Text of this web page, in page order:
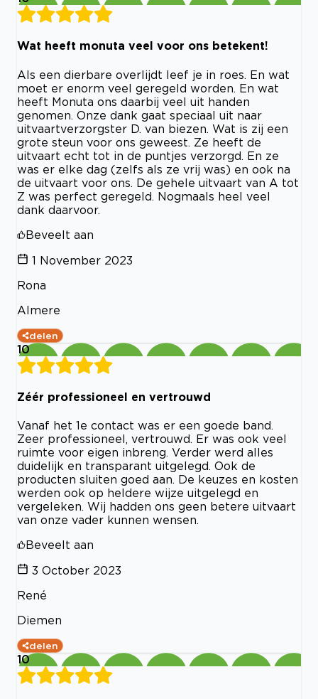
Wat heeft monuta veel voor ons betekent!
Als een dierbare overlijdt leef je in roes. En wat
moet er enorm veel geregeld worden. En wat
heeft Monuta ons daarbij veel uit handen
genomen. Onze dank gaat speciaal uit naar
uitvaartverzorgster D. van biezen. Wat is zij een
grote steun voor ons geweest. Ze heeft de
uitvaart echt tot in de puntjes verzorgd. En ze
was er elke dag (zelfs als ze vrij was) en ook na
de uitvaart voor ons. De gehele uitvaart van A tot
Z was perfect geregeld. Nogmaals heel veel
dank daarvoor.
Beveelt aan
1 November 2023
Rona
Almere
delen
10
Zéér professioneel en vertrouwd
Vanaf het 1e contact was er een goede band.
Zeer professioneel, vertrouwd. Er was ook veel
ruimte voor eigen inbreng. Verder werd alles
duidelijk en transparant uitgelegd. Ook de
producten sluiten goed aan. De keuzes en kosten
werden ook op heldere wijze uitgelegd en
vergeleken. Wij hadden ons geen betere uitvaart
van onze vader kunnen wensen.
Beveelt aan
3 October 2023
René
Diemen
delen
10